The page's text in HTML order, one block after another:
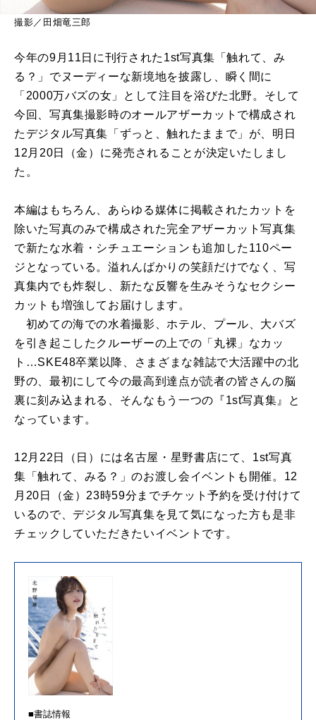
撮影／田畑竜三郎
今年の9月11日に刊行された1st写真集「触れて、み
る？」でヌーディーな新境地を披露し、瞬く間に
「2000万バズの女」として注目を浴びた北野。そして
今回、写真集撮影時のオールアザーカットで構成され
たデジタル写真集「ずっと、触れたままで」が、明日
12月20日（金）に発売されることが決定いたしまし
た。
本編はもちろん、あらゆる媒体に掲載されたカットを
除いた写真のみで構成された完全アザーカット写真集
で新たな水着・シチュエーションも追加した110ペー
ジとなっている。溢れんばかりの笑顔だけでなく、写
真集内でも炸裂し、新たな反響を生みそうなセクシー
カットも増強してお届けします。
初めての海での水着撮影、ホテル、プール、大バズ
を引き起こしたクルーザーの上での「丸裸」なカッ
ト…SKE48卒業以降、さまざまな雑誌で大活躍中の北
野の、最初にして今の最高到達点が読者の皆さんの脳
裏に刻み込まれる、そんなもう一つの『1st写真集』と
なっています。
12月22日（日）には名古屋・星野書店にて、1st写真
集「触れて、みる？」のお渡し会イベントも開催。12
月20日（金）23時59分までチケット予約を受け付けて
いるので、デジタル写真集を見て気になった方も是非
チェックしていただきたいイベントです。
■書誌情報